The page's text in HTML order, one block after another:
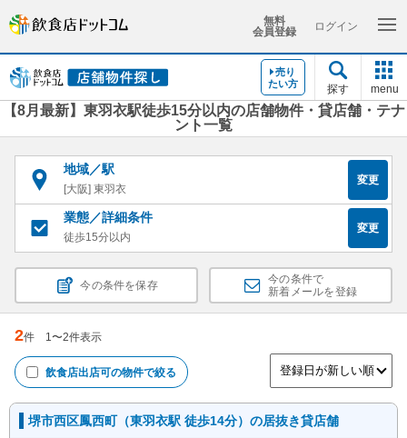
無料
会員登録
ログイン
売り
たい方
探す menu
【8月最新】東羽衣駅徒歩15分以内の店舗物件・貸店舗・テナ
ント一覧
地域／駅
[大阪] 東羽衣
変更
業態／詳細条件
徒歩15分以内
変更
今の条件を保存
今の条件で
新着メールを登録
2件 1〜2件表示
飲食店出店可の物件で絞る
堺市西区鳳西町（東羽衣駅 徒歩14分）の居抜き貸店舗